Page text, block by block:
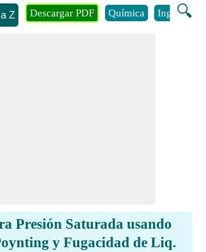
Z 🔍
Descargar PDF Química Ingenieria
Presión Saturada usando
y Fugacidad de Liq.